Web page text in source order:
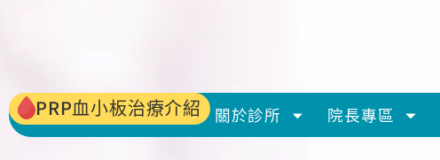
PRP血小板治療介紹 關於診所 院長專區